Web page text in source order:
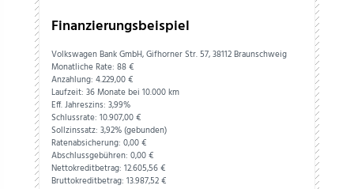
Finanzierungsbeispiel
Volkswagen Bank GmbH, Gifhorner Str. 57, 38112 Braunschweig
Monatliche Rate: 88 €
Anzahlung: 4.229,00€
Laufzeit: 36 Monate bei 10.000 km
Eff. Jahreszins: 3,99%
Schlussrate: 10.907,00€
Sollzinssatz: 3,92% (gebunden)
Ratenabsicherung: 0,00€
Abschlussgebühren: 0,00€
Nettokreditbetrag: 12.605,56€
Bruttokreditbetrag: 13.987,52€